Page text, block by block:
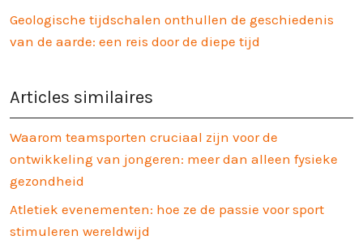
Geologische tijdschalen onthullen de geschiedenis
van de aarde: een reis door de diepe tijd
Articles similaires
Waarom teamsporten cruciaal zijn voor de
ontwikkeling van jongeren: meer dan alleen fysieke
gezondheid
Atletiek evenementen: hoe ze de passie voor sport
stimuleren wereldwijd